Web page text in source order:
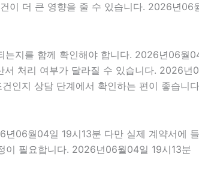
이 더 큰 영향을 줄 수 있습니다. 2026년06
지를 함께 확인해야 합니다. 2026년06월
처리 여부가 달라질 수 있습니다. 2026년
인지 상담 단계에서 확인하는 편이 좋습니
06월04일 19시13분 다만 실제 계약서에
이 필요합니다. 2026년06월04일 19시13분